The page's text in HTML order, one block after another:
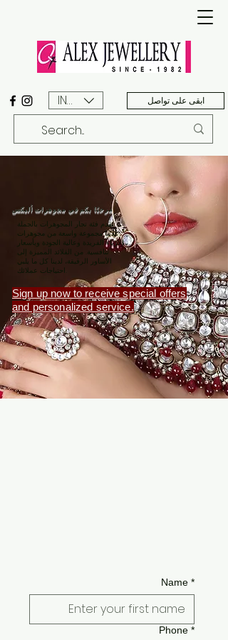
INR (₹) ابقى على تواصل
مرحبًا بكم في مجوهرات أليكس
تقدم فئة تجار المجوهرات بالجملة
لدينا مجموعة واسعة من مجوهرات
الأزياء الفريدة وعالية الجودة وبأسعار
تنافسية. من القلائد المميزة إلى
الأساور الرقيقة، لدينا كل ما يلبي
Sign up now to receive special offers
and personalized service.
*
Name
*
Phone